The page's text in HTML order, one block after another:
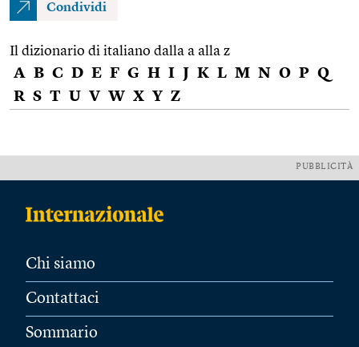
Condividi
Il dizionario di italiano dalla a alla z
A B C D E F G H I J K L M N O P Q
R S T U V W X Y Z
PUBBLICITÀ
Chi siamo
Contattaci
Sommario